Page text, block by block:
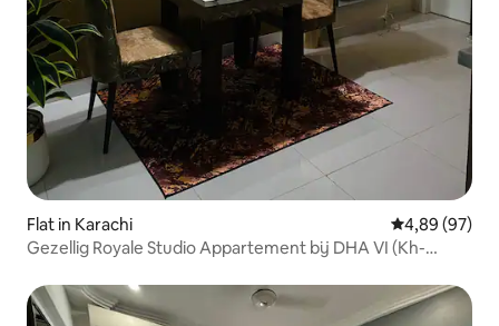
Flat in Karachi Gemiddelde
4,89 (97)
Gezellig Royale Studio Appartement bij DHA VI (Kh-